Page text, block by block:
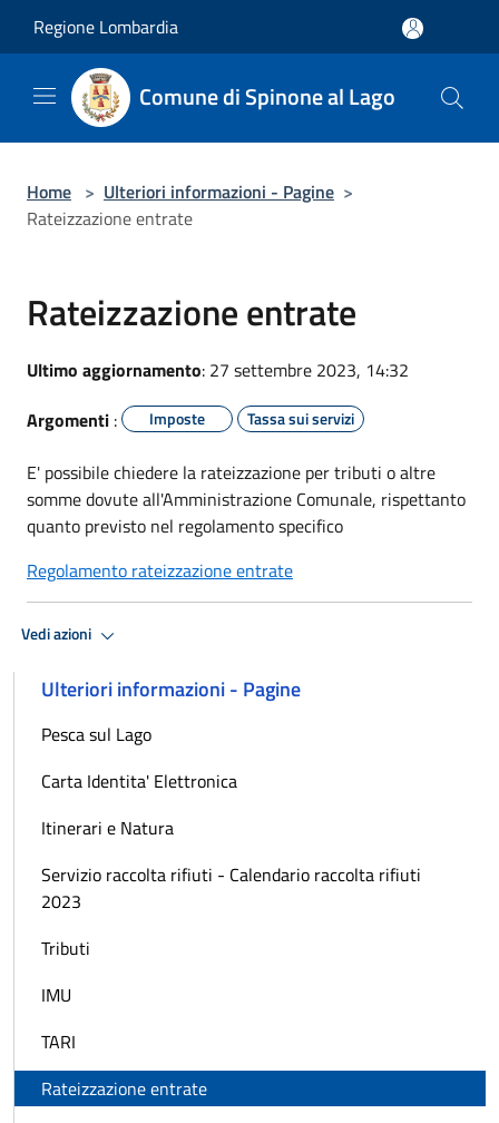
Regione Lombardia
Comune di Spinone al Lago
Home > Ulteriori informazioni - Pagine >
Rateizzazione entrate
Rateizzazione entrate
Ultimo aggiornamento: 27 settembre 2023, 14:32
Argomenti : Imposte Tassa sui servizi
E' possibile chiedere la rateizzazione per tributi o altre
somme dovute all'Amministrazione Comunale, rispettanto
quanto previsto nel regolamento specifico
Regolamento rateizzazione entrate
Vedi azioni
Ulteriori informazioni - Pagine
Pesca sul Lago
Carta Identita' Elettronica
Itinerari e Natura
Servizio raccolta rifiuti - Calendario raccolta rifiuti
2023
Tributi
IMU
TARI
Rateizzazione entrate